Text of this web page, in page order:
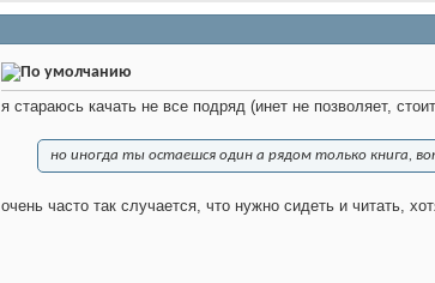
я стараюсь качать не все подряд (инет не позволяет,
но иногда ты остаешся один а рядом только книга,
очень часто так случается, что нужно сидеть и читать,